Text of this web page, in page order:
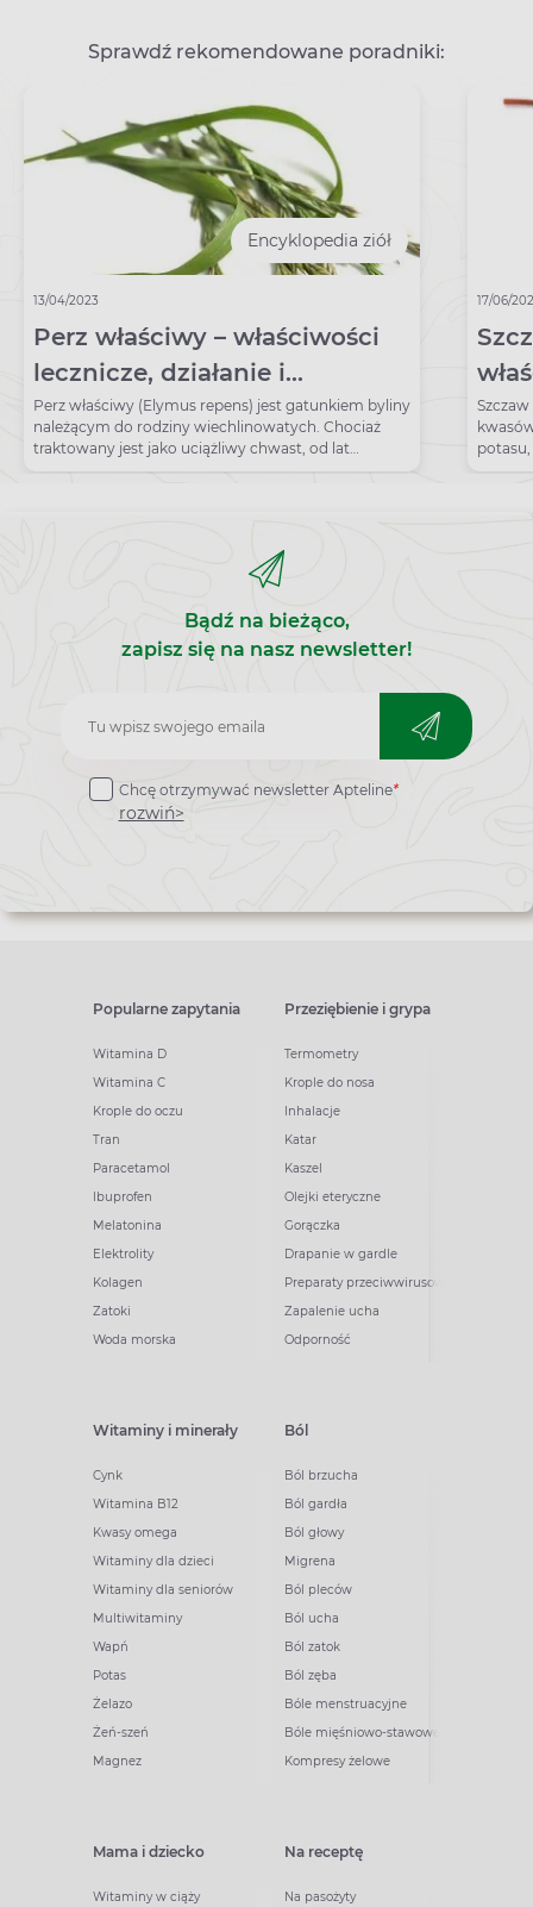
Sprawdź rekomendowane poradniki:
Encyklopedia ziół
13/04/2023
Perz właściwy – właściwości
lecznicze, działanie i
zastosowanie
Perz właściwy (Elymus repens) jest gatunkiem byliny
należącym do rodziny wiechlinowatych. Chociaż
traktowany jest jako uciążliwy chwast, od lat
stosowany jest w medycynie naturalnej. Przez
w leczeniu chorób przemiany materii. „Zioło
czyszczące krew” wykorzystywane jest w leczeniu
Poznaj właściwości lecznicze, działanie i
zastosowanie perzu właściwego.
17/06/
Bądź na bieżąco,
zapisz się na nasz newsletter!
Zapisz
do
newslettera
Chcę otrzymywać newsletter Apteline*
rozwiń>
Popularne zapytania
Witamina D
Witamina C
Krople do oczu
Tran
Paracetamol
Ibuprofen
Melatonina
Elektrolity
Kolagen
Zatoki
Woda morska
Przeziębienie i grypa
Termometry
Krople do nosa
Inhalacje
Katar
Kaszel
Olejki eteryczne
Gorączka
Drapanie w gardle
Preparaty przeciwwirusowe
Zapalenie ucha
Odporność
Witaminy i minerały
Cynk
Witamina B12
Kwasy omega
Witaminy dla dzieci
Witaminy dla seniorów
Multiwitaminy
Wapń
Potas
Żelazo
Żeń-szeń
Magnez
Ból
Ból brzucha
Ból gardła
Ból głowy
Migrena
Ból pleców
Ból ucha
Ból zatok
Ból zęba
Bóle menstruacyjne
Bóle mięśniowo-stawowe
Kompresy żelowe
Mama i dziecko
Witaminy w ciąży
Na receptę
Na pasożyty